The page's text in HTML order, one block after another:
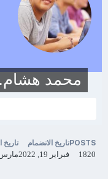
محمد هشام.
POSTS
1820
تاريخ الانضمام
فبراير 19, 2022
تاريخ
مارس